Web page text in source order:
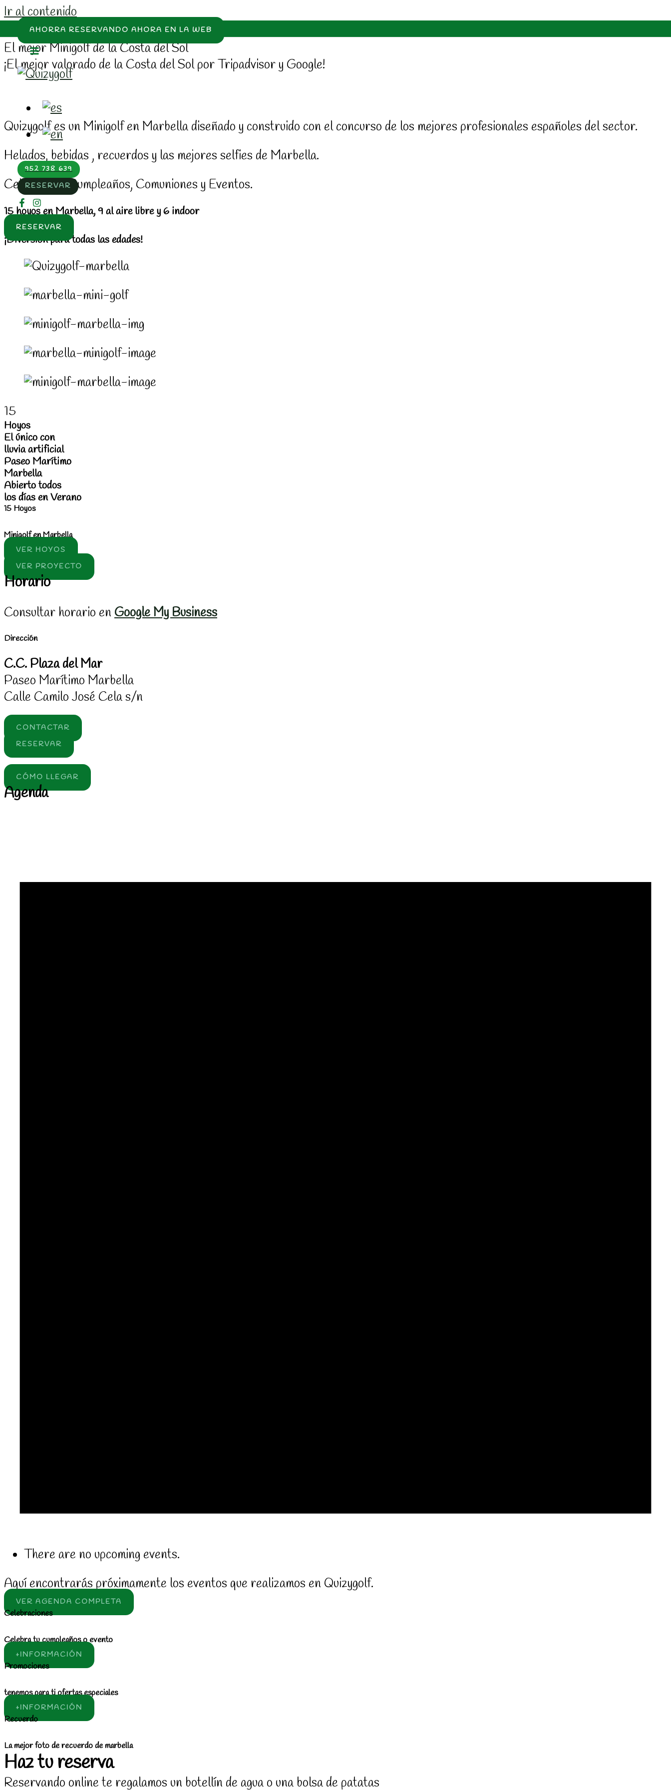
Ir al contenido
AHORRA RESERVANDO AHORA EN LA WEB
952 738 639
RESERVAR
Mini Golf Marbella
El mejor Minigolf de la Costa del Sol
¡El mejor valorado de la Costa del Sol por Tripadvisor y Google!
Quizygolf es un Minigolf en Marbella diseñado y construido con el concurso de los mejores profesionales españoles del sector.
Helados, bebidas , recuerdos y las mejores selfies de Marbella.
Celebramos Cumpleaños, Comuniones y Eventos.
15 hoyos en Marbella, 9 al aire libre y 6 indoor
RESERVAR
¡Diversión para todas las edades!
15
Hoyos
El único con
lluvia artificial
Paseo Marítimo
Marbella
Abierto todos
los días en Verano
15 Hoyos
Minigolf en Marbella
VER HOYOS
VER PROYECTO
Horario
Consultar horario enGoogle My Business
Dirección
C.C. Plaza del Mar
Paseo Marítimo Marbella
Calle Camilo José Cela s/n
CONTACTAR
RESERVAR
CÓMO LLEGAR
Agenda
There are no upcoming events.
Aquí encontrarás próximamente los eventos que realizamos en Quizygolf.
VER AGENDA COMPLETA
Celebraciones
Celebra tu cumpleaños o evento
+INFORMACIÓN
Promociones
tenemos para ti ofertas especiales
+INFORMACIÓN
Recuerdo
La mejor foto de recuerdo de marbella
Haz tu reserva
Reservando online te regalamos un botellín de agua o una bolsa de patatas